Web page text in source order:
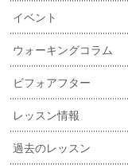
イベント
ウォーキングコラム
ビフォアフター
レッスン情報
過去のレッスン